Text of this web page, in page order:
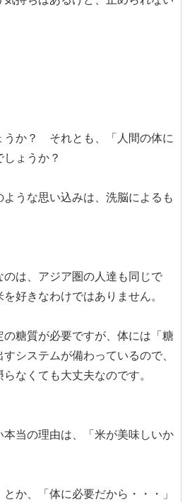
うか？ それとも、「人間の体に
ょうか？
うな思い込みは、洗脳によるも
は、アジア圏の人達も同じで
好きなわけではありません。
の糖質が必要ですが、体には「糖
システムが備わっているので、
なくても大丈夫なのです。
当の理由は、「米が美味しいか
とか、「体に必要だから・・・」